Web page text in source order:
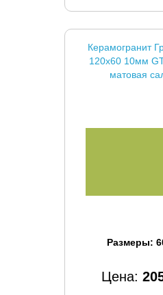
Керамогранит
120x60 10мм
матовая
Размеры:
Цена: